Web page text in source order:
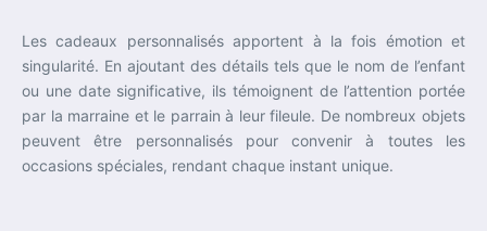
Les cadeaux personnalisés apportent à la fois émotion et
singularité. En ajoutant des détails tels que le nom de l’enfant
ou une date significative, ils témoignent de l’attention portée
par la marraine et le parrain à leur fileule. De nombreux objets
peuvent être personnalisés pour convenir à toutes les
occasions spéciales, rendant chaque instant unique.